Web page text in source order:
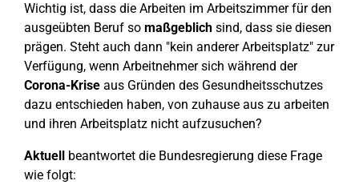
Wichtig ist, dass die Arbeiten im Arbeitszimmer für den
ausgeübten Beruf so maßgeblich sind, dass sie diesen
prägen. Steht auch dann "kein anderer Arbeitsplatz" zur
Verfügung, wenn Arbeitnehmer sich während der
Corona-Krise aus Gründen des Gesundheitsschutzes
dazu entschieden haben, von zuhause aus zu arbeiten
und ihren Arbeitsplatz nicht aufzusuchen?
Aktuell beantwortet die Bundesregierung diese Frage
wie folgt: